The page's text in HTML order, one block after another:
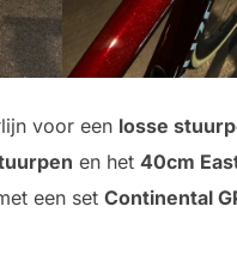
voor een losse
en het 40cm
een set Continental